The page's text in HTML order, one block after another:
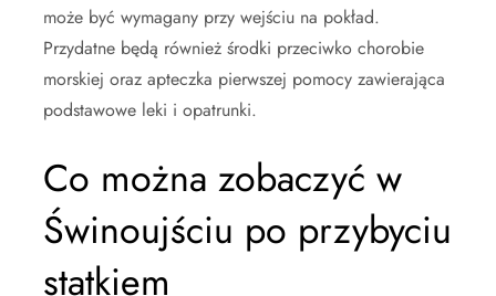
może być wymagany przy wejściu na pokład.
Przydatne będą również środki przeciwko chorobie
morskiej oraz apteczka pierwszej pomocy zawierająca
podstawowe leki i opatrunki.
Co można zobaczyć w
Świnoujściu po przybyciu
statkiem